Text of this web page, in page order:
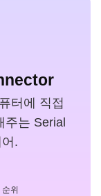
터에 직접
주는 Serial
.
위